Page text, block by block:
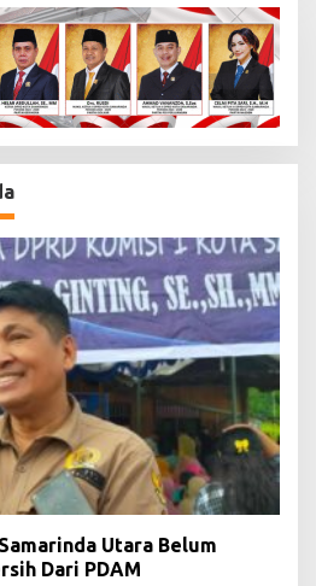
Utara Belum
Dari PDAM